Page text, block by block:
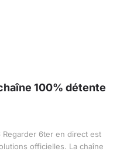
100% détente
officielles. La chaîne